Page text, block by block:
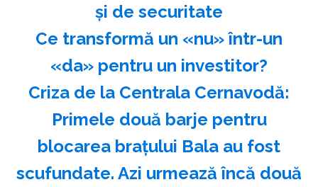
şi de securitate
Ce transformă un «nu» într-un
«da» pentru un investitor?
Criza de la Centrala Cernavodă:
Primele două barje pentru
blocarea brațului Bala au fost
scufundate. Azi urmează încă două